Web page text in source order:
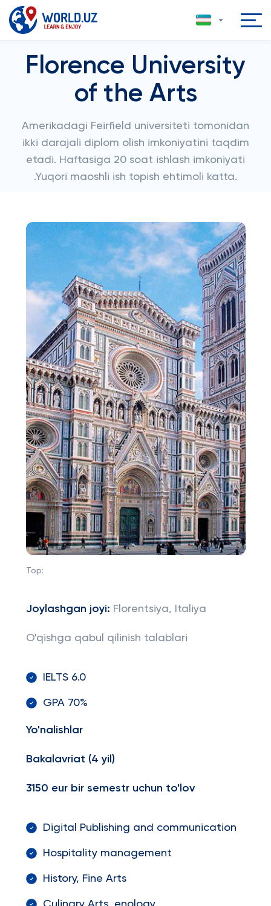
Florence University
of the Arts
Amerikadagi Feirfield universiteti tomonidan
ikki darajali diplom olish imkoniyatini taqdim
etadi. Haftasiga 20 soat ishlash imkoniyati
.Yuqori maoshli ish topish ehtimoli katta.
Top:
Joylashgan joyi: Florentsiya, Italiya
O'qishga qabul qilinish talablari
IELTS 6.0
GPA 70%
Yo'nalishlar
Bakalavriat (4 yil)
3150 eur bir semestr uchun to'lov
Digital Publishing and communication
Hospitality management
History, Fine Arts